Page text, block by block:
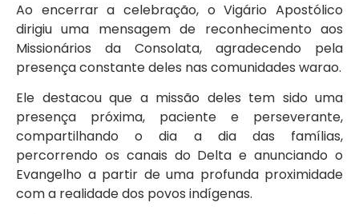
Ao encerrar a celebração, o Vigário Apostólico
dirigiu uma mensagem de reconhecimento aos
Missionários da Consolata, agradecendo pela
presença constante deles nas comunidades warao.
Ele destacou que a missão deles tem sido uma
presença próxima, paciente e perseverante,
compartilhando o dia a dia das famílias,
percorrendo os canais do Delta e anunciando o
Evangelho a partir de uma profunda proximidade
com a realidade dos povos indígenas.